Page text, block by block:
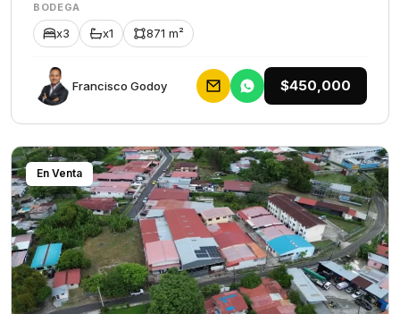
BODEGA
x3 x1 871 m²
Francisco Godoy $450,000
En Venta